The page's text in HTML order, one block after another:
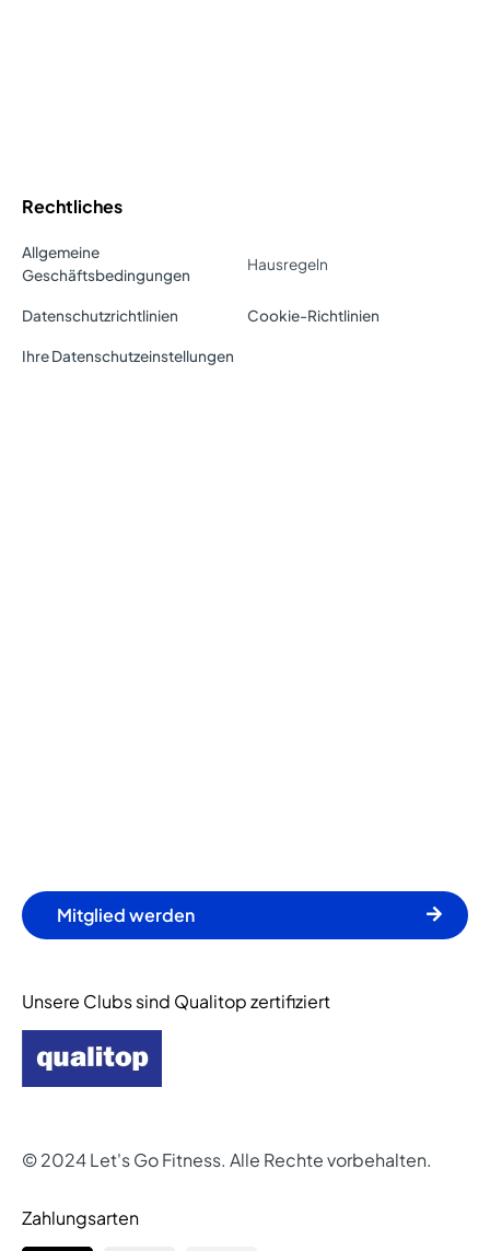
Rechtliches
Allgemeine
Geschäftsbedingungen
Hausregeln
Datenschutzrichtlinien Cookie-Richtlinien
Ihre Datenschutzeinstellungen
Mitglied werden
Unsere Clubs sind Qualitop zertifiziert
© 2024 Let's Go Fitness. Alle Rechte vorbehalten.
Zahlungsarten